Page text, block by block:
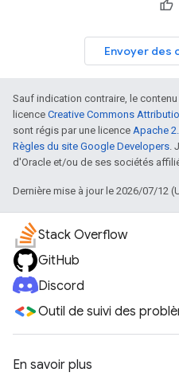
Envoyer des
Sauf indication contraire, le
licence Creative Commons
sont régis par une licence Apache
Règles du site Google Developers.
d'Oracle et/ou de ses sociétés
Dernière mise à jour le 2026/07/12
Stack Overflow
GitHub
Discord
Outil de suivi des
En savoir plus